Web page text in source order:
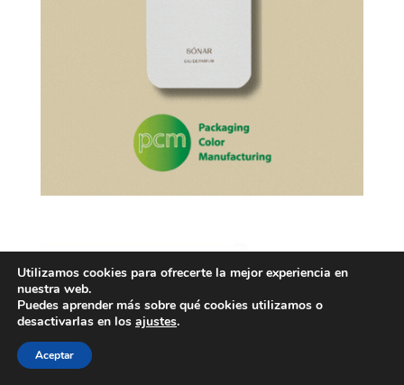
Utilizamos cookies para ofrecerte la mejor experiencia en
nuestra web.
Puedes aprender más sobre qué cookies utilizamos o
desactivarlas en los ajustes.
Aceptar